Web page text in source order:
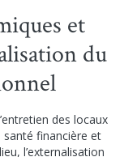
et
du
des locaux
financière et
l’externalisation